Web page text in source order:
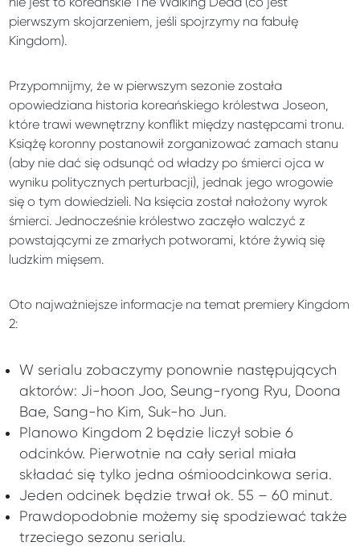
pierwszym skojarzeniem, jeśli spojrzymy na fabułę
Kingdom).
Przypomnijmy, że w pierwszym sezonie została
opowiedziana historia koreańskiego królestwa Joseon,
które trawi wewnętrzny konflikt między następcami tronu.
Książę koronny postanowił zorganizować zamach stanu
(aby nie dać się odsunąć od władzy po śmierci ojca w
wyniku politycznych perturbacji), jednak jego wrogowie
się o tym dowiedzieli. Na księcia został nałożony wyrok
śmierci. Jednocześnie królestwo zaczęło walczyć z
powstającymi ze zmarłych potworami, które żywią się
ludzkim mięsem.
Oto najważniejsze informacje na temat premiery Kingdom
2:
W serialu zobaczymy ponownie następujących
aktorów: Ji-hoon Joo, Seung-ryong Ryu, Doona
Bae, Sang-ho Kim, Suk-ho Jun.
Planowo Kingdom 2 będzie liczył sobie 6
odcinków. Pierwotnie na cały serial miała
składać się tylko jedna ośmioodcinkowa seria.
Jeden odcinek będzie trwał ok. 55 – 60 minut.
Prawdopodobnie możemy się spodziewać także
trzeciego sezonu serialu.